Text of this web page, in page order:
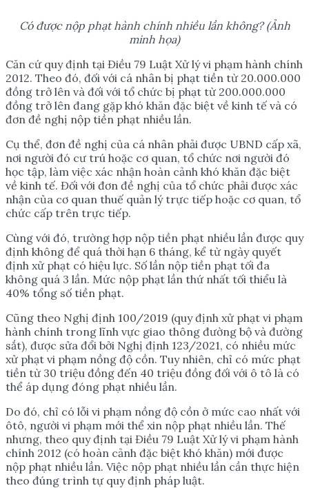
Có được nộp phạt hành chính nhiều lần không? (Ảnh
minh họa)
Căn cứ quy định tại Điều 79 Luật Xử lý vi phạm hành chính
2012. Theo đó, đối với cá nhân bị phạt tiền từ 20.000.000
đồng trở lên và đối với tổ chức bị phạt từ 200.000.000
đồng trở lên đang gặp khó khăn đặc biệt về kinh tế và có
đơn đề nghị nộp tiền phạt nhiều lần.
Cụ thể, đơn đề nghị của cá nhân phải được UBND cấp xã,
nơi người đó cư trú hoặc cơ quan, tổ chức nơi người đó
học tập, làm việc xác nhận hoàn cảnh khó khăn đặc biệt
về kinh tế. Đối với đơn đề nghị của tổ chức phải được xác
nhận của cơ quan thuế quản lý trực tiếp hoặc cơ quan, tổ
chức cấp trên trực tiếp.
Cùng với đó, trường hợp nộp tiền phạt nhiều lần được quy
định không để quá thời hạn 6 tháng, kể từ ngày quyết
định xử phạt có hiệu lực. Số lần nộp tiền phạt tối đa
không quá 3 lần. Mức nộp phạt lần thứ nhất tối thiểu là
40% tổng số tiền phạt.
Cũng theo Nghị định 100/2019 (quy định xử phạt vi phạm
hành chính trong lĩnh vực giao thông đường bộ và đường
sắt), được sửa đổi bởi Nghị định 123/2021, có nhiều mức
xử phạt vi phạm nồng độ cồn. Tuy nhiên, chỉ có mức phạt
tiền từ 30 triệu đồng đến 40 triệu đồng đối với ô tô là có
thể áp dụng đóng phạt nhiều lần.
Do đó, chỉ có lỗi vi phạm nồng độ cồn ở mức cao nhất với
ôtô, người vi phạm mới thể xin nộp phạt nhiều lần. Thế
nhưng, theo quy định tại Điều 79 Luật Xử lý vi phạm hành
chính 2012 (có hoàn cảnh đặc biệt khó khăn) mới được
nộp phạt nhiều lần. Việc nộp phạt nhiều lần cần thực hiện
theo đúng trình tự quy định pháp luật.